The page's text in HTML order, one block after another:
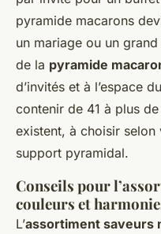
pyramide macarons
un mariage ou un
de la pyramide
d’invités et à l’espace
contenir de 41 à plus
existent, à choisir
support pyramidal.
Conseils pour
couleurs et
L’assortiment saveurs